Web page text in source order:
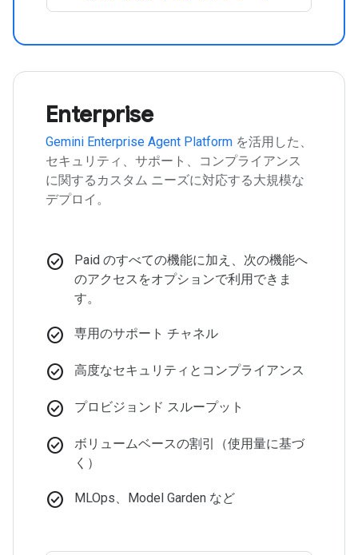
Enterprise
Gemini Enterprise Agent Platform を活用した、
セキュリティ、サポート、コンプライアンス
に関するカスタム ニーズに対応する大規模な
デプロイ。
check_circle
Paid のすべての機能に加え、次の機能へ
のアクセスをオプションで利用できま
す。
check_circle 専用のサポート チャネル
check_circle 高度なセキュリティとコンプライアンス
check_circle プロビジョンド スループット
check_circle
ボリュームベースの割引（使用量に基づ
く）
check_circle MLOps、Model Garden など